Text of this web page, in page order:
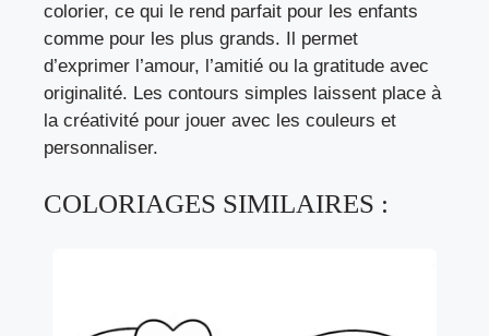
colorier, ce qui le rend parfait pour les enfants
comme pour les plus grands. Il permet
d’exprimer l’amour, l’amitié ou la gratitude avec
originalité. Les contours simples laissent place à
la créativité pour jouer avec les couleurs et
personnaliser.
COLORIAGES SIMILAIRES :